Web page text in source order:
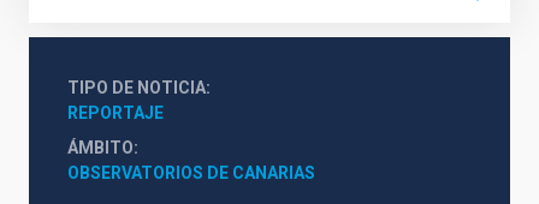
TIPO DE NOTICIA
REPORTAJE
ÁMBITO
OBSERVATORIOS DE CANARIAS